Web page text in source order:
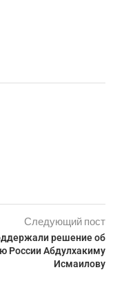
Следующий пост
решение об
России Абдулхакиму
Исмаилову